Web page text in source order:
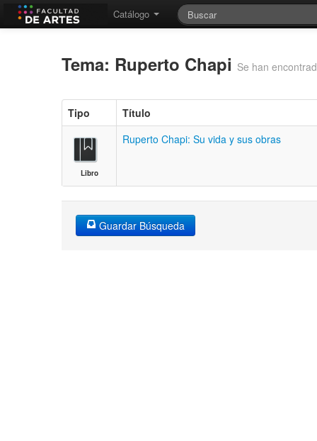
Catálogo
Tema: Ruperto Chapi Se han
Tipo Título
Libro
Ruperto Chapi: Su vida y sus obras
Guardar Búsqueda